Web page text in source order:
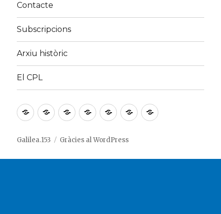
Contacte
Subscripcions
Arxiu històric
El CPL
Inici ¿Què
Galilea.153?
¿Quines
persones
hi
ContacteSubscripcions
Arxiu
històric
El
Galilea.153 Gràcies al WordPress